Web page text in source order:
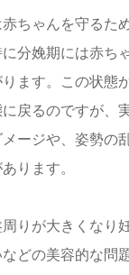
ちゃんを守るた
分娩期には赤ち
ます。この状態
戻るのですが、
ージや、姿勢の
ります。
りが大きくなり
どの美容的な問